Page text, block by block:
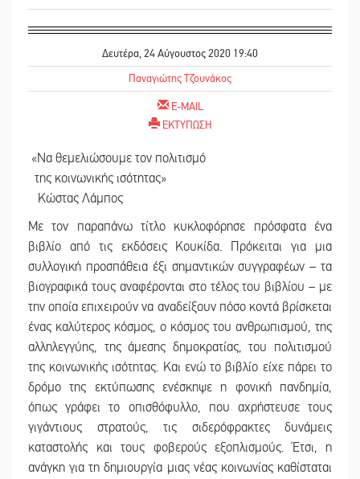
Δευτέρα, 24 Αύγουστος 2020 19:40
Παναγιώτης Τζουνάκος
E-MAIL
ΕΚΤΥΠΩΣΗ
«Να θεμελιώσουμε τον πολιτισμό
της κοινωνικής ισότητας»
Κώστας Λάμπος
Με τον παραπάνω τίτλο κυκλοφόρησε πρόσφατα ένα
βιβλίο από τις εκδόσεις Κουκίδα. Πρόκειται για μια
συλλογική προσπάθεια έξι σημαντικών συγγραφέων – τα
βιογραφικά τους αναφέρονται στο τέλος του βιβλίου – με
την οποία επιχειρούν να αναδείξουν πόσο κοντά βρίσκεται
ένας καλύτερος κόσμος, ο κόσμος του ανθρωπισμού, της
αλληλεγγύης, της άμεσης δημοκρατίας, του πολιτισμού
της κοινωνικής ισότητας. Και ενώ το βιβλίο είχε πάρει το
δρόμο της εκτύπωσης ενέσκηψε η φονική πανδημία,
όπως γράφει το οπισθόφυλλο, που αχρήστευσε τους
γιγάντιους στρατούς, τις σιδερόφρακτες δυνάμεις
καταστολής και τους φοβερούς εξοπλισμούς. Έτσι, η
ανάγκη για τη δημιουργία μιας νέας κοινωνίας καθίσταται